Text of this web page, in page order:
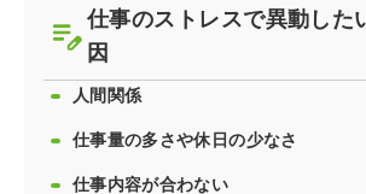
仕事のストレスで異動した
因
人間関係
仕事量の多さや休日の少なさ
仕事内容が合わない